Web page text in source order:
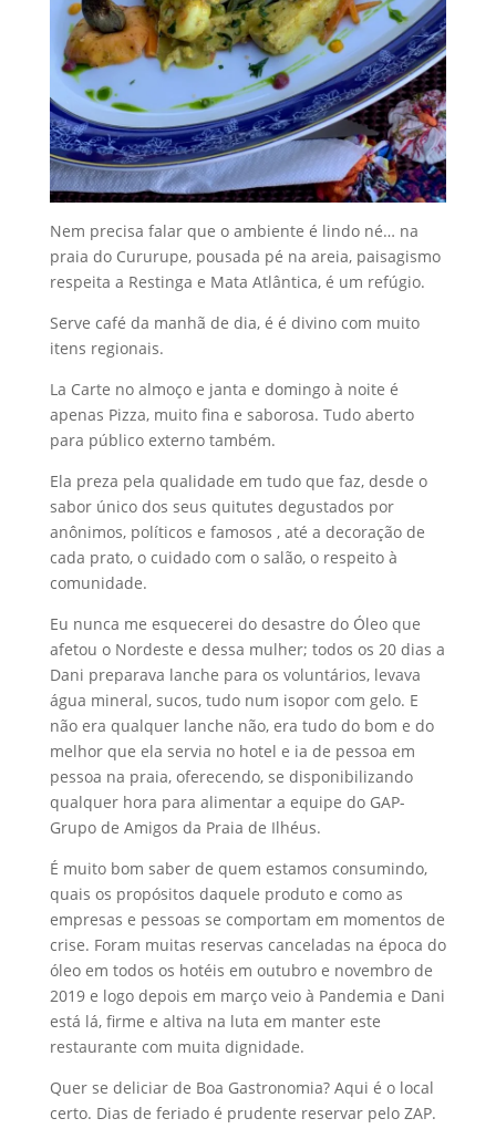
Nem precisa falar que o ambiente é lindo né… na
praia do Cururupe, pousada pé na areia, paisagismo
respeita a Restinga e Mata Atlântica, é um refúgio.
Serve café da manhã de dia, é é divino com muito
itens regionais.
La Carte no almoço e janta e domingo à noite é
apenas Pizza, muito fina e saborosa. Tudo aberto
para público externo também.
Ela preza pela qualidade em tudo que faz, desde o
sabor único dos seus quitutes degustados por
anônimos, políticos e famosos , até a decoração de
cada prato, o cuidado com o salão, o respeito à
comunidade.
Eu nunca me esquecerei do desastre do Óleo que
afetou o Nordeste e dessa mulher; todos os 20 dias a
Dani preparava lanche para os voluntários, levava
água mineral, sucos, tudo num isopor com gelo. E
não era qualquer lanche não, era tudo do bom e do
melhor que ela servia no hotel e ia de pessoa em
pessoa na praia, oferecendo, se disponibilizando
qualquer hora para alimentar a equipe do GAP-
Grupo de Amigos da Praia de Ilhéus.
É muito bom saber de quem estamos consumindo,
quais os propósitos daquele produto e como as
empresas e pessoas se comportam em momentos de
crise. Foram muitas reservas canceladas na época do
óleo em todos os hotéis em outubro e novembro de
2019 e logo depois em março veio à Pandemia e Dani
está lá, firme e altiva na luta em manter este
restaurante com muita dignidade.
Quer se deliciar de Boa Gastronomia? Aqui é o local
certo. Dias de feriado é prudente reservar pelo ZAP.